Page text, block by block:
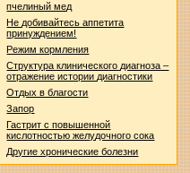
пчелиный мед
Не добивайтесь аппетита
принуждением!
Режим кормления
Структура клинического диагноза –
отражение истории диагностики
Отдых в благости
Запор
Гастрит с повышенной
кислотностью желудочного сока
Другие хронические болезни